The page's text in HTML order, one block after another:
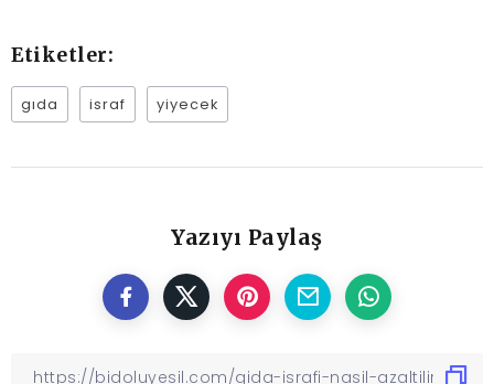
Etiketler:
gıda israf yiyecek
Yazıyı Paylaş